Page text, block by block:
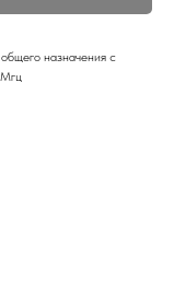
общего назначения с